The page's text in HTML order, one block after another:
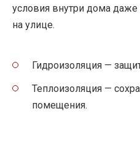
условия внутри дома даже
на улице.
Гидроизоляция —
Теплоизоляция —
помещения.